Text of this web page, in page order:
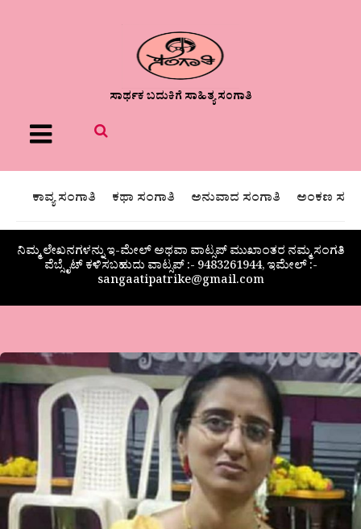
ಸಾರ್ಥಕ ಬದುಕಿಗೆ ಸಾಹಿತ್ಯ ಸಂಗಾತಿ
Menu
ಕಾವ್ಯ ಸಂಗಾತಿ ಕಥಾ ಸಂಗಾತಿ ಅನುವಾದ ಸಂಗಾತಿ ಅಂಕಣ
ನಿಮ್ಮ ಲೇಖನಗಳನ್ನು ಇ-ಮೇಲ್ ಅಥವಾ ವಾಟ್ಸಪ್ ಮುಖಾಂತರ ನಮ್ಮ ಸಂಗತಿ
ವೆಬ್ಸೈಟ್ ಕಳಿಸಬಹುದು ವಾಟ್ಸಪ್‌ :- 9483261944, ಇಮೇಲ್ :-
sangaatipatrike@gmail.com
ವಾಣಿ
ಯಡಹಳ್ಳಿಮಠ
ಅವರ